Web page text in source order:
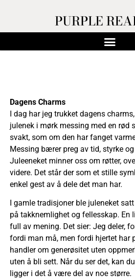
PURPLE
Dagens Charms
I dag har jeg trukket dagens
julenek i mørk messing med en rød
svakt, som om den har fanget
Messing bærer preg av tid, styrke
Juleeneket minner oss om røtter,
videre. Det står der som et stille
enkel gest av å dele det man har.
I gamle tradisjoner ble juleneket
på takknemlighet og fellesskap. En
full av mening. Det sier: Jeg deler,
fordi man må, men fordi hjertet har
handler om generøsitet uten
uten å bli sett. Når du ser det, kan
ligger i det å være del av noe større.